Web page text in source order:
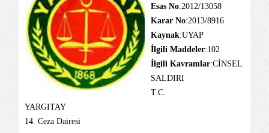
Esas No:2012/13058
Karar No:2013/8916
Kaynak:UYAP
İlgili Maddeler:102
İlgili Kavramlar:CİNSEL
SALDIRI
T.C.
YARGITAY
14. Ceza Dairesi